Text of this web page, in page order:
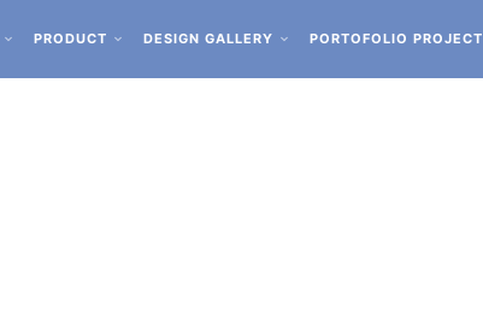
PRODUCT DESIGN GALLERY PORTOFOLIO PROJECT